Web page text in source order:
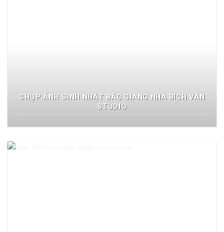
CHỤP ẢNH SINH NHẬT BẮC GIANG NHÀ BÍCH VÂN
STUDIO